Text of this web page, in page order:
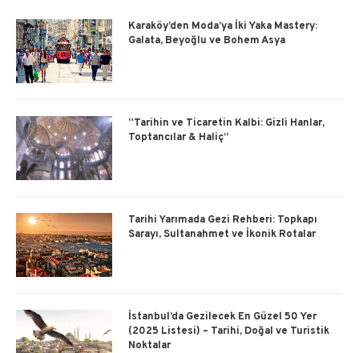
Karaköy’den Moda’ya İki Yaka Mastery:
Galata, Beyoğlu ve Bohem Asya
“Tarihin ve Ticaretin Kalbi: Gizli Hanlar,
Toptancılar & Haliç”
Tarihi Yarımada Gezi Rehberi: Topkapı
Sarayı, Sultanahmet ve İkonik Rotalar
İstanbul’da Gezilecek En Güzel 50 Yer
(2025 Listesi) – Tarihi, Doğal ve Turistik
Noktalar